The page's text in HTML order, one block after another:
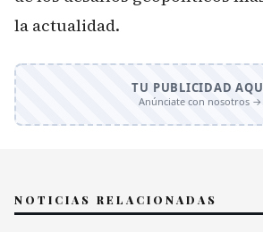
la actualidad.
TU PUBLICIDAD
Anúnciate con nosotros →
NOTICIAS RELACIONADAS